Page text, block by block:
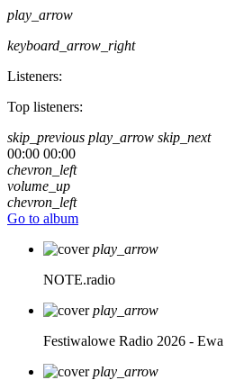
play_arrow
keyboard_arrow_right
Listeners:
Top listeners:
skip_previous play_arrow skip_next
00:00 00:00
chevron_left
volume_up
chevron_left
Go to album
play_arrow
NOTE.radio
play_arrow
Festiwalowe Radio 2026 -
play_arrow